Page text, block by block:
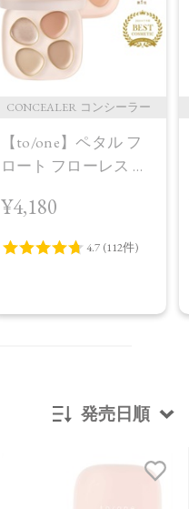
CONCEALER コンシーラー
【to/one】ペタル フ
ロート フローレス タ
ジ
¥4,180
発売日順